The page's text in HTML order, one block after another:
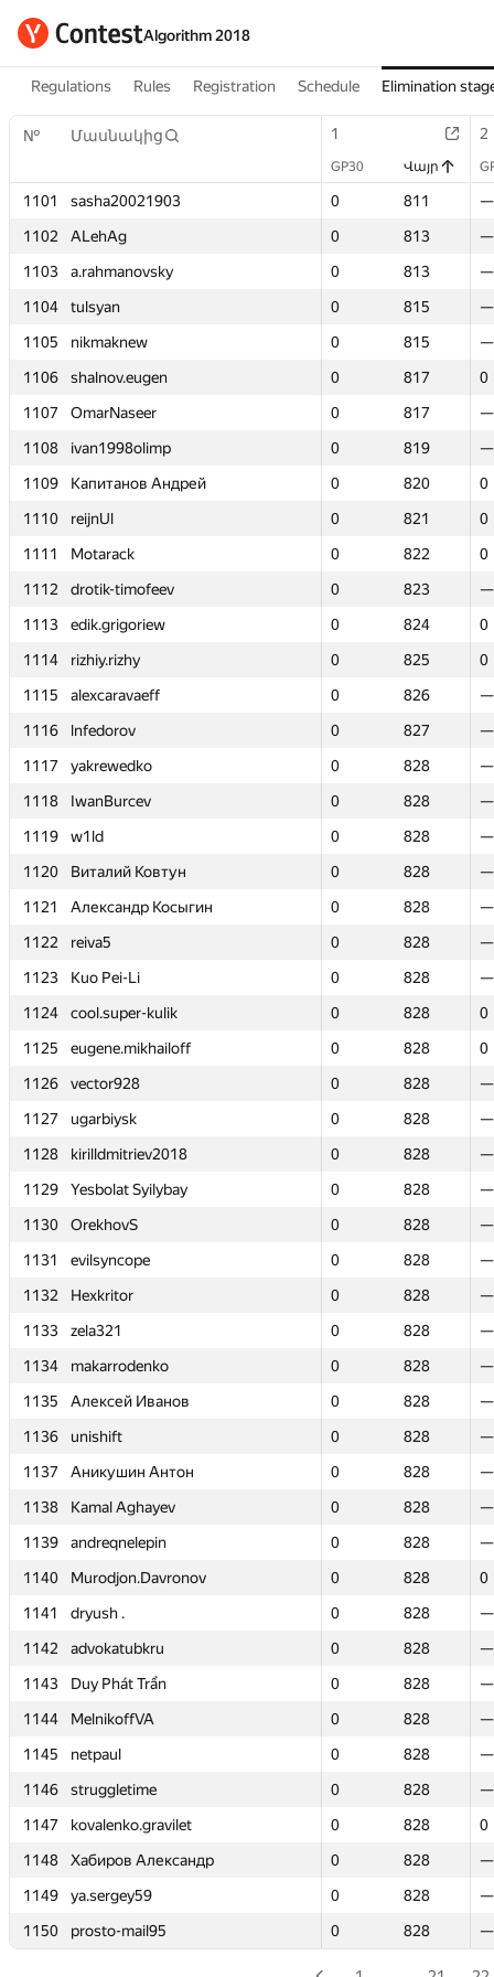
Algorithm 2018
Regulations Rules Registration Schedule Elimination
№ Մասնակից 1 2
GP30 Վայր
1101 sasha20021903 0 811
—
1102
ALehAg 0 813
—
1103
a.rahmanovsky 0 813
—
1104
tulsyan 0 815
—
1105
nikmaknew 0 815
—
1106
shalnov.eugen 0 817
0
1107
OmarNaseer 0 817
—
1108
ivan1998olimp 0 819
—
1109
Капитанов Андрей 0 820
0
1110
reijnUl 0 821
0
1111
Motarack 0 822
0
1112
drotik-timofeev 0 823
—
1113
edik.grigoriew 0 824
0
1114
rizhiy.rizhy 0 825
0
1115
alexcaravaeff 0 826
—
1116
lnfedorov 0 827
—
1117
yakrewedko 0 828
—
1118
IwanBurcev 0 828
—
1119
w1ld 0 828
—
1120
Виталий Ковтун 0 828
—
1121
Александр Косыгин 0 828
—
1122
reiva5 0 828
—
1123
Kuo Pei-Li 0 828
—
1124
cool.super-kulik 0 828
0
1125
eugene.mikhailoff 0 828
0
1126
vector928 0 828
—
1127
ugarbiysk 0 828
—
1128
kirilldmitriev2018 0 828
—
1129
Yesbolat Syilybay 0 828
—
1130
OrekhovS 0 828
—
1131
evilsyncope 0 828
—
1132
Hexkritor 0 828
—
1133
zela321 0 828
—
1134
makarrodenko 0 828
—
1135
Алексей Иванов 0 828
—
1136
unishift 0 828
—
1137
Аникушин Антон 0 828
—
1138
Kamal Aghayev 0 828
—
1139
andreqnelepin 0 828
—
1140
Murodjon.Davronov 0 828
0
1141
dryush . 0 828
—
1142
advokatubkru 0 828
—
1143
Duy Phát Trần 0 828
—
1144
MelnikoffVA 0 828
—
1145
netpaul 0 828
—
1146
struggletime 0 828
—
1147
kovalenko.gravilet 0 828
0
1148
Хабиров Александр 0 828
—
1149
ya.sergey59 0 828
—
1150
prosto-mail95 0 828 —
№ Մասնակից 1 2
GP30 Վայր
1101 sasha20021903 0 811
—
1102
ALehAg 0 813
—
1103
a.rahmanovsky 0 813
—
1104
tulsyan 0 815
—
1105
nikmaknew 0 815
—
1106
shalnov.eugen 0 817
0
1107
OmarNaseer 0 817
—
1108
ivan1998olimp 0 819
—
1109
Капитанов Андрей 0 820
0
1110
reijnUl 0 821
0
1111
Motarack 0 822
0
1112
drotik-timofeev 0 823
—
1113
edik.grigoriew 0 824
0
1114
rizhiy.rizhy 0 825
0
1115
alexcaravaeff 0 826
—
1116
lnfedorov 0 827
—
1117
yakrewedko 0 828
—
1118
IwanBurcev 0 828
—
1119
w1ld 0 828
—
1120
Виталий Ковтун 0 828
—
1121
Александр Косыгин 0 828
—
1122
reiva5 0 828
—
1123
Kuo Pei-Li 0 828
—
1124
cool.super-kulik 0 828
0
1125
eugene.mikhailoff 0 828
0
1126
vector928 0 828
—
1127
ugarbiysk 0 828
—
1128
kirilldmitriev2018 0 828
—
1129
Yesbolat Syilybay 0 828
—
1130
OrekhovS 0 828
—
1131
evilsyncope 0 828
—
1132
Hexkritor 0 828
—
1133
zela321 0 828
—
1134
makarrodenko 0 828
—
1135
Алексей Иванов 0 828
—
1136
unishift 0 828
—
1137
Аникушин Антон 0 828
—
1138
Kamal Aghayev 0 828
—
1139
andreqnelepin 0 828
—
1140
Murodjon.Davronov 0 828
0
1141
dryush . 0 828
—
1142
advokatubkru 0 828
—
1143
Duy Phát Trần 0 828
—
1144
MelnikoffVA 0 828
—
1145
netpaul 0 828
—
1146
struggletime 0 828
—
1147
kovalenko.gravilet 0 828
0
1148
Хабиров Александр 0 828
—
1149
ya.sergey59 0 828
—
1150
prosto-mail95 0 828 —